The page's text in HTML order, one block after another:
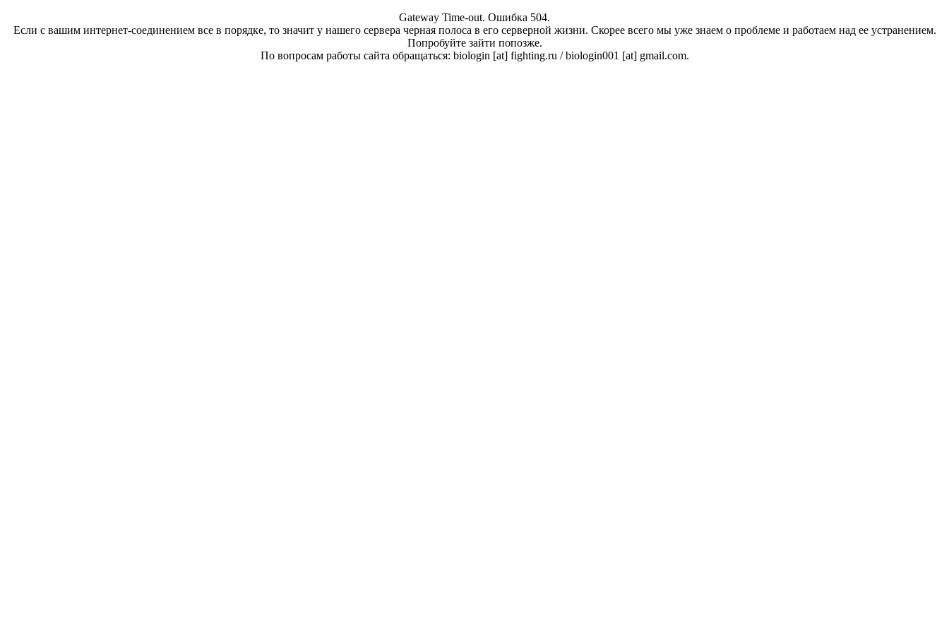
Gateway Time-out. Ошибка 504.
Если с вашим интернет-соединением все в порядке, то значит у нашего сервера черная полоса в его серверной жизни. Скорее всего мы уже знаем о проблеме и работаем над ее устранением.
Попробуйте зайти попозже.
По вопросам работы сайта обращаться: biologin [at] fighting.ru / biologin001 [at] gmail.com.